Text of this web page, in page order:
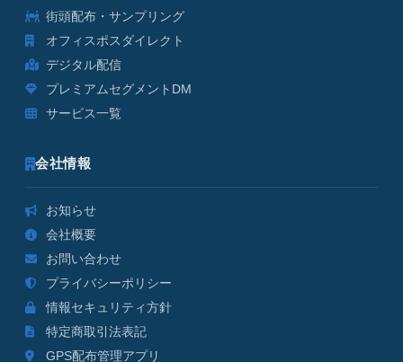
街頭配布・サンプリング
オフィスポスダイレクト
デジタル配信
プレミアムセグメントDM
サービス一覧
会社情報
お知らせ
会社概要
お問い合わせ
プライバシーポリシー
情報セキュリティ方針
特定商取引法表記
GPS配布管理アプリ